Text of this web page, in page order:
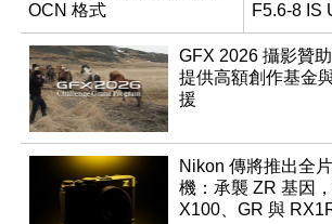
OCN 格式
F5.6-8 IS
F2.8 STM
GFX 2026 攝影贊
提供高額創作基金
援
Nikon 傳將推出全
機：承襲 ZR 基因
X100、GR 與